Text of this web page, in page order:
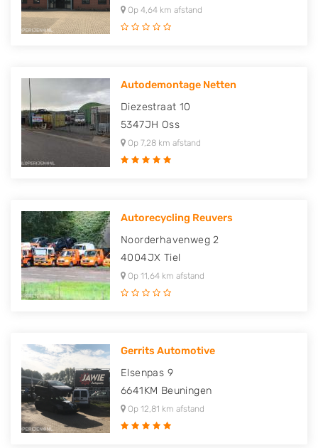
Op 4,64 km afstand
Autodemontage Netten
Diezestraat 10
5347JH Oss
Op 7,28 km afstand
Autorecycling Reuvers
Noorderhavenweg 2
4004JX Tiel
Op 11,64 km afstand
Gerrits Automotive
Elsenpas 9
6641KM Beuningen
Op 12,81 km afstand